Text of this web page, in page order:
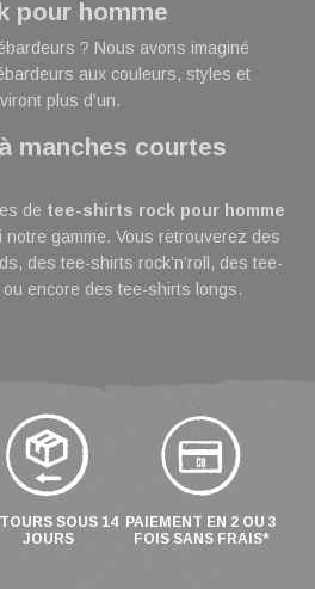
pour homme
? Nous avons imaginé
aux couleurs, styles et
plus d’un.
manches courtes
de tee-shirts rock pour homme
gamme. Vous retrouverez des
des tee-shirts rock’n’roll, des tee-
encore des tee-shirts longs.
manches longues
longues
. Que vous
noir pour homme rock
du Hellfest, vous
à coup sûr !
les étoiles montantes
SOUS 14
JOURS
PAIEMENT EN 2 OU 3
FOIS SANS FRAIS*